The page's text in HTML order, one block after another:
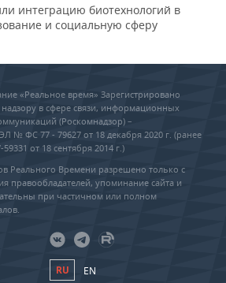
интеграцию биотехнологий в
и социальную сферу
«Реальное время» Зарегистрировано
в сфере связи, информационных
(Роскомнадзор) –
№ ФС 77 - 79627 от 18 декабря 2020 г. (ранее
от 18 сентября 2014 г.)
Реального Времени разрешено только с
правообладателей, упоминание сайта и
при частичном или полном
RU EN